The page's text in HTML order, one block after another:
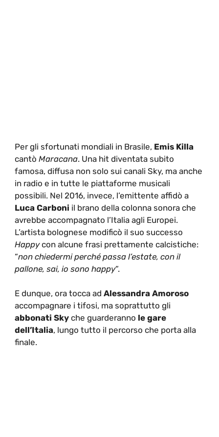
Per gli sfortunati mondiali in Brasile, Emis Killa
cantò Maracana. Una hit diventata subito
famosa, diffusa non solo sui canali Sky, ma anche
in radio e in tutte le piattaforme musicali
possibili. Nel 2016, invece, l’emittente affidò a
Luca Carboni il brano della colonna sonora che
avrebbe accompagnato l’Italia agli Europei.
L’artista bolognese modificò il suo successo
Happycon alcune frasi prettamente calcistiche:
“non chiedermi perché passa l’estate, con il
pallone, sai, io sono happy“.
E dunque, ora tocca ad Alessandra Amoroso
accompagnare i tifosi, ma soprattutto gli
abbonati Sky che guarderanno le gare
dell’Italia, lungo tutto il percorso che porta alla
finale.